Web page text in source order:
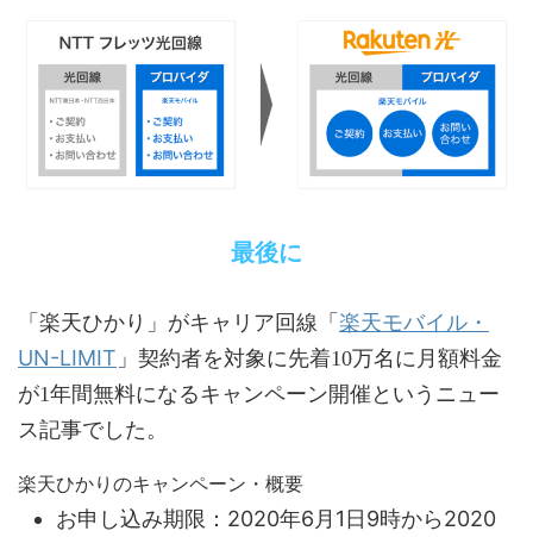
最後に
「楽天ひかり」がキャリア回線「 楽天モバイル・
UN-LIMIT 」契約者を対象に先着10万名に月額料金
が1年間無料になるキャンペーン開催というニュー
ス記事でした。
楽天ひかりのキャンペーン・概要
お申し込み期限：2020年6月1日9時から2020